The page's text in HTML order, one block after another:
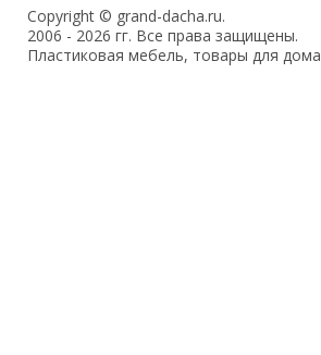
Copyright © grand-dacha.ru.
2006 - 2026 гг. Все права защищены.
Пластиковая мебель, товары для дома